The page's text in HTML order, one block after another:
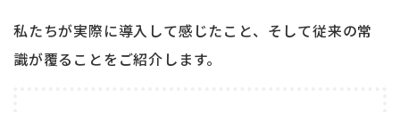
私たちが実際に導入して感じたこと、そして従来の常
識が覆ることをご紹介します。